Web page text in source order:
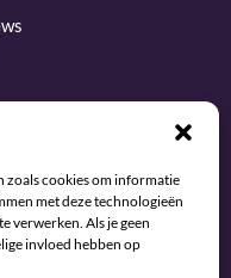
zoals cookies om informatie
met deze technologieën
verwerken. Als je geen
invloed hebben op
with joy by The Werks